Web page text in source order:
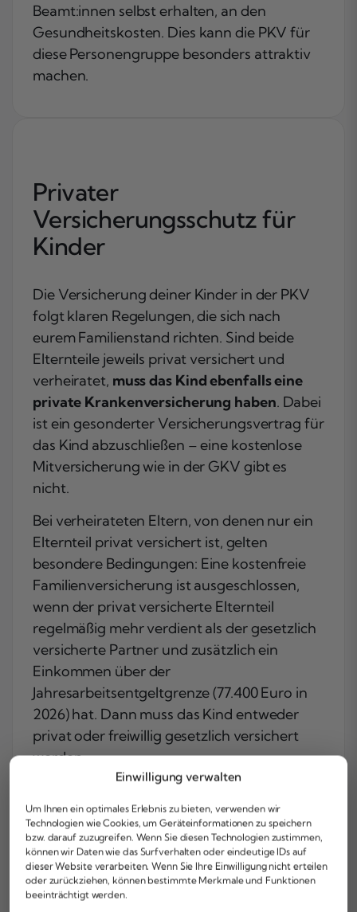
Einwilligung verwalten
Um Ihnen ein optimales Erlebnis zu bieten, verwenden wir
Technologien wie Cookies, um Geräteinformationen zu speichern
bzw. darauf zuzugreifen. Wenn Sie diesen Technologien zustimmen,
können wir Daten wie das Surfverhalten oder eindeutige IDs auf
dieser Website verarbeiten. Wenn Sie Ihre Einwilligung nicht erteilen
oder zurückziehen, können bestimmte Merkmale und Funktionen
beeinträchtigt werden.
Beamt:innen selbst erhalten, an den
Gesundheitskosten. Dies kann die PKV für
diese Personengruppe besonders attraktiv
machen.
Privater
Versicherungsschutz für
Kinder
Die Versicherung deiner Kinder in der PKV
folgt klaren Regelungen, die sich nach
eurem Familienstand richten. Sind beide
Elternteile jeweils privat versichert und
verheiratet, muss das Kind ebenfalls eine
private Krankenversicherung haben. Dabei
ist ein gesonderter Versicherungsvertrag für
das Kind abzuschließen – eine kostenlose
Mitversicherung wie in der GKV gibt es
nicht.
Bei verheirateten Eltern, von denen nur ein
Elternteil privat versichert ist, gelten
besondere Bedingungen: Eine kostenfreie
Familienversicherung ist ausgeschlossen,
wenn der privat versicherte Elternteil
regelmäßig mehr verdient als der gesetzlich
versicherte Partner und zusätzlich ein
Einkommen über der
Jahresarbeitsentgeltgrenze (77.400 Euro in
2026) hat. Dann muss das Kind entweder
privat oder freiwillig gesetzlich versichert
werden.
Nicht verheirateteEltern genießen
hingegen volle Wahlfreiheit. Ihr dürft frei
entscheiden, über wen das Kind versichert
wird – entweder kostenlos über die
Familienversicherung der GKV oder über
einen kostenpflichtigen Tarif mit besseren